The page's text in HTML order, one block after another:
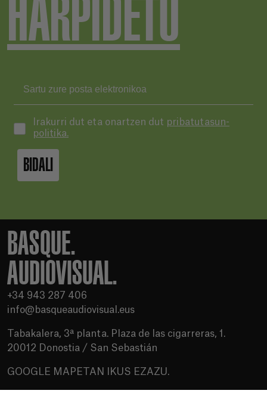
HARPIDETU
Irakurri dut eta onartzen dut pribatutasun-
politika.
BIDALI
BASQUE.
AUDIOVISUAL.
+34 943 287 406
info@basqueaudiovisual.eus
Tabakalera, 3ª planta. Plaza de las cigarreras, 1.
20012 Donostia / San Sebastián
GOOGLE MAPETAN IKUS EZAZU.